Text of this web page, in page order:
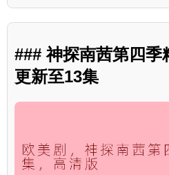
### 神探南茜第四季
更新至13集